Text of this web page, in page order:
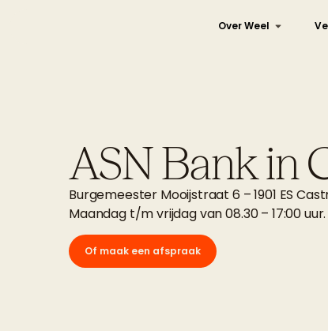
Over Weel
ASN Bank in
Burgemeester Mooijstraat 6 – 1901 ES
Maandag t/m vrijdag van 08.30 – 17:00 uur.
Of maak een afspraak